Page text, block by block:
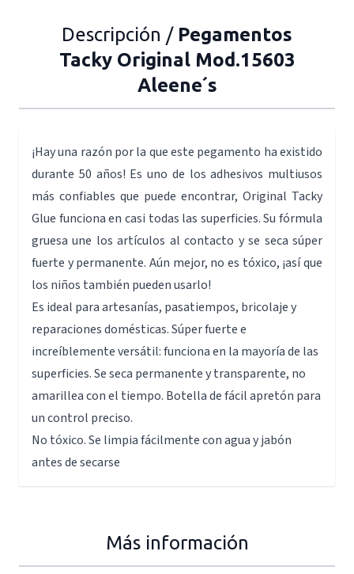
Descripción / Pegamentos
Tacky Original Mod.15603
Aleene´s
¡Hay una razón por la que este pegamento ha existido
durante 50 años! Es uno de los adhesivos multiusos
más confiables que puede encontrar, Original Tacky
Glue funciona en casi todas las superficies. Su fórmula
gruesa une los artículos al contacto y se seca súper
fuerte y permanente. Aún mejor, no es tóxico, ¡así que
los niños también pueden usarlo!
Es ideal para artesanías, pasatiempos, bricolaje y
reparaciones domésticas. Súper fuerte e
increíblemente versátil: funciona en la mayoría de las
superficies. Se seca permanente y transparente, no
amarillea con el tiempo. Botella de fácil apretón para
un control preciso.
No tóxico. Se limpia fácilmente con agua y jabón
antes de secarse
Más información